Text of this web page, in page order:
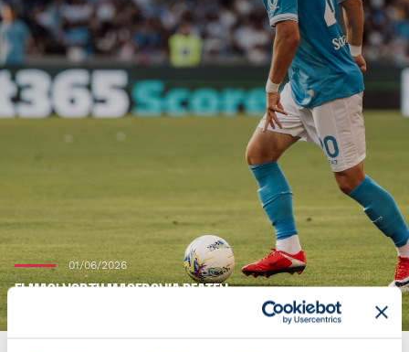
01/06/2026
ELMAS’ NORTH MACEDONIA BEATEN